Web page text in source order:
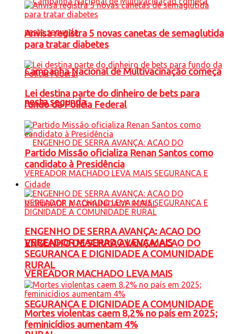
Campanha Nacional de Multivacinação começa
nesta segunda
ENGENHO DE SERRA AVANÇA: ACAO DO
VEREADOR MACHADO LEVA MAIS
SEGURANCA E DIGNIDADE A COMUNIDADE
Anvisa registra 5 novas canetas de semaglutida
para tratar diabetes
Lei destina parte do dinheiro de bets para
fundo da Polícia Federal
Partido Missão oficializa Renan Santos como
candidato à Presidência
Cidade
ENGENHO DE SERRA AVANÇA: ACAO DO
VEREADOR MACHADO LEVA MAIS
SEGURANCA E DIGNIDADE A COMUNIDADE
RURAL
Mortes violentas caem 8,2% no país em 2025;
feminicídios aumentam 4%